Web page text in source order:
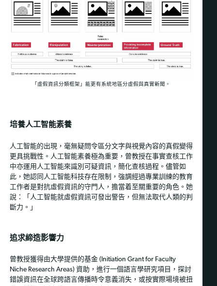
「虛假資訊分類框架」能更有系統地區分虛假與真實新聞。
培養人工智能素養
人工智能的出現，毫無疑問令區分文字與視覺內容的真假變得
更具挑戰性。人工智能素養極為重要，曾教授在事實查核工作
中亦運用人工智能來識別可疑資訊，簡化查核過程。儘管如
此，她認同人工智能科技存在限制，強調經過專業訓練的教育
工作者是對抗虛假資訊的守門人，擔當着至關重要的角色。她
說：「人工智能就虛假資訊可發出警告，但無法取代人類的判
斷力。」
追求締造影響力
曾教授獲得由大學提供的基金 (Initiation Grant for Faculty
Niche Research Areas) 資助，進行一個語言學研究項目，探討
錯誤資訊在全球跨語言傳播時令意義消失，或按實際場境被扭